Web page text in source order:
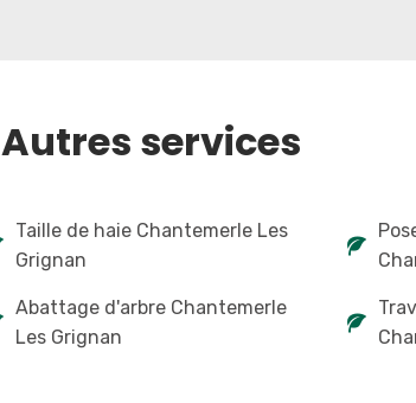
Autres services
Taille de haie Chantemerle Les
Grignan
Abattage d'arbre Chantemerle
Les Grignan